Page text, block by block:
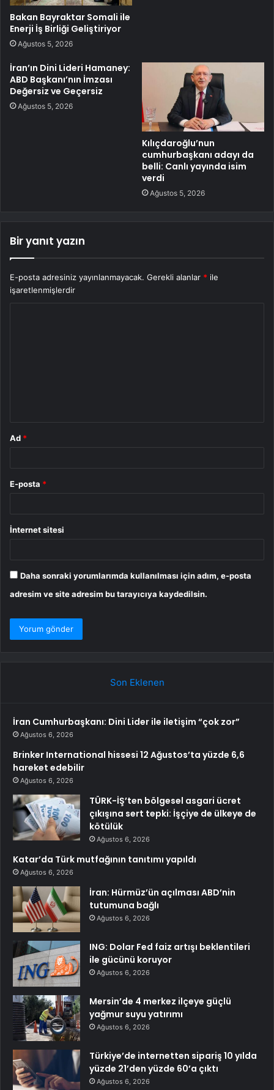
Bakan Bayraktar Somali ile
Enerji İş Birliği Geliştiriyor
Ağustos 5, 2026
İran’ın Dini Lideri Hamaney:
ABD Başkanı’nın İmzası
Değersiz ve Geçersiz
Ağustos 5, 2026
Kılıçdaroğlu’nun
cumhurbaşkanı adayı da
belli: Canlı yayında isim
verdi
Ağustos 5, 2026
Bir yanıt yazın
E-posta adresiniz yayınlanmayacak. Gerekli alanlar * ile
işaretlenmişlerdir
Ad *
E-posta *
İnternet sitesi
Daha sonraki yorumlarımda kullanılması için adım, e-posta
adresim ve site adresim bu tarayıcıya kaydedilsin.
Son Eklenen
İran Cumhurbaşkanı: Dini Lider ile iletişim “çok zor”
Ağustos 6, 2026
Brinker International hissesi 12 Ağustos’ta yüzde 6,6
hareket edebilir
Ağustos 6, 2026
TÜRK-İŞ’ten bölgesel asgari ücret
çıkışına sert tepki: İşçiye de ülkeye de
kötülük
Ağustos 6, 2026
Katar’da Türk mutfağının tanıtımı yapıldı
Ağustos 6, 2026
İran: Hürmüz’ün açılması ABD’nin
tutumuna bağlı
Ağustos 6, 2026
ING: Dolar Fed faiz artışı beklentileri
ile gücünü koruyor
Ağustos 6, 2026
Mersin’de 4 merkez ilçeye güçlü
yağmur suyu yatırımı
Ağustos 6, 2026
Türkiye’de internetten sipariş 10 yılda
yüzde 21’den yüzde 60’a çıktı
Ağustos 6, 2026